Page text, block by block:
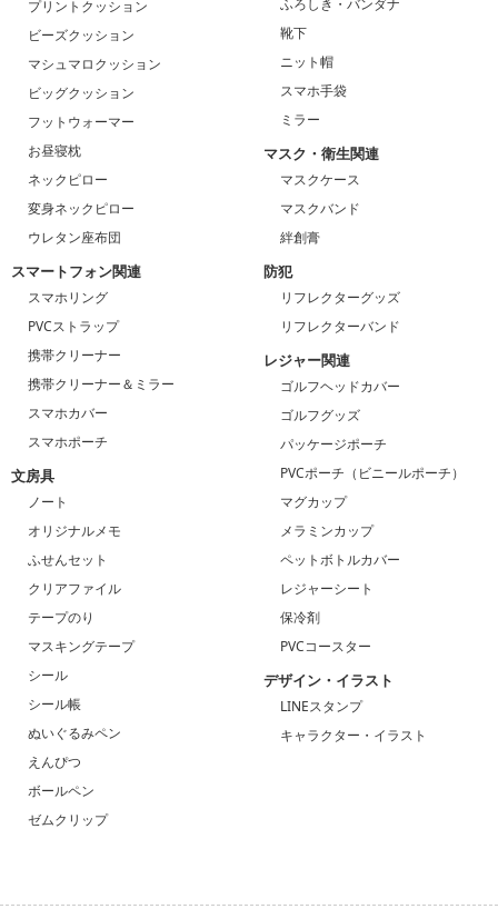
プリントクッション
ビーズクッション
マシュマロクッション
ビッグクッション
フットウォーマー
お昼寝枕
ネックピロー
変身ネックピロー
ウレタン座布団
スマートフォン関連
スマホリング
PVCストラップ
携帯クリーナー
携帯クリーナー＆ミラー
スマホカバー
スマホポーチ
文房具
ノート
オリジナルメモ
ふせんセット
クリアファイル
テープのり
マスキングテープ
シール
シール帳
ぬいぐるみペン
えんぴつ
ボールペン
ゼムクリップ
ふろしき・バンダナ
靴下
ニット帽
スマホ手袋
ミラー
マスク・衛生関連
マスクケース
マスクバンド
絆創膏
防犯
リフレクターグッズ
リフレクターバンド
レジャー関連
ゴルフヘッドカバー
ゴルフグッズ
パッケージポーチ
PVCポーチ（ビニールポーチ）
マグカップ
メラミンカップ
ペットボトルカバー
レジャーシート
保冷剤
PVCコースター
デザイン・イラスト
LINEスタンプ
キャラクター・イラスト